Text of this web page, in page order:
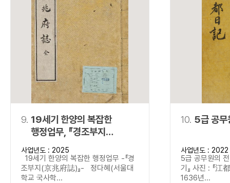
9. 19세기 한양의 복잡한
행정업무, 『경조부지
(京兆府誌)』
사업년도 : 2025
19세기 한양의 복잡한 행정업무 -『경
조부지(京兆府誌)』- 정다혜(서울대
학교 국사학...
10. 5급 공무
사업년도 : 2022
5급 공무원의
기』 사진 : 『
1636년...